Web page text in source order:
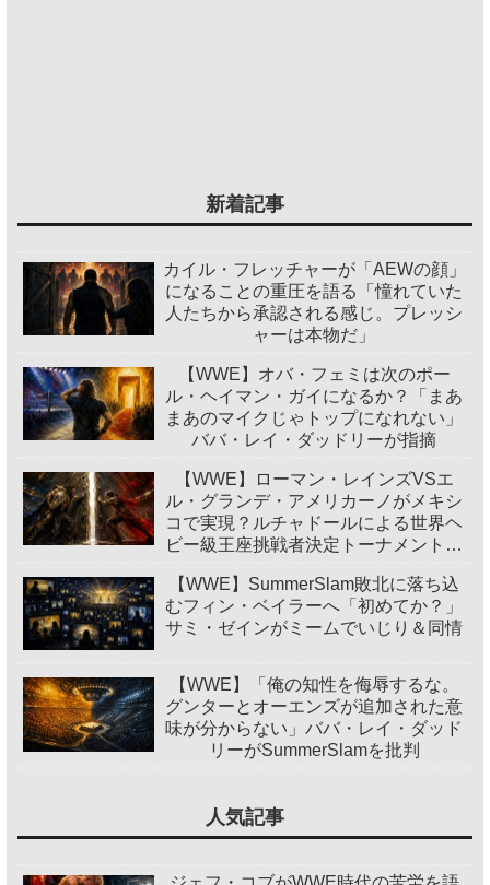
新着記事
カイル・フレッチャーが「AEWの顔」
になることの重圧を語る「憧れていた
人たちから承認される感じ。プレッシ
ャーは本物だ」
【WWE】オバ・フェミは次のポー
ル・ヘイマン・ガイになるか？「まあ
まあのマイクじゃトップになれない」
ババ・レイ・ダッドリーが指摘
【WWE】ローマン・レインズVSエ
ル・グランデ・アメリカーノがメキシ
コで実現？ルチャドールによる世界ヘ
ビー級王座挑戦者決定トーナメント開
【WWE】SummerSlam敗北に落ち込
むフィン・ベイラーへ「初めてか？」
サミ・ゼインがミームでいじり＆同情
【WWE】「俺の知性を侮辱するな。
グンターとオーエンズが追加された意
味が分からない」ババ・レイ・ダッド
リーがSummerSlamを批判
人気記事